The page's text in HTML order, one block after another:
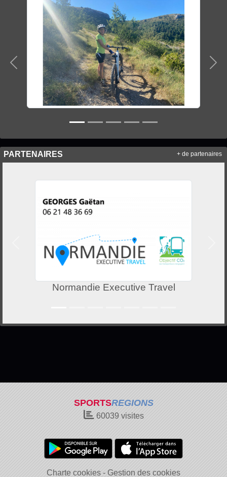
Précedent
PARTENAIRES
Métropole de Rouen
Précedent
+ de partenaires
SPORTSREGIONS
60039 visites
Charte cookies Gestion des cookies